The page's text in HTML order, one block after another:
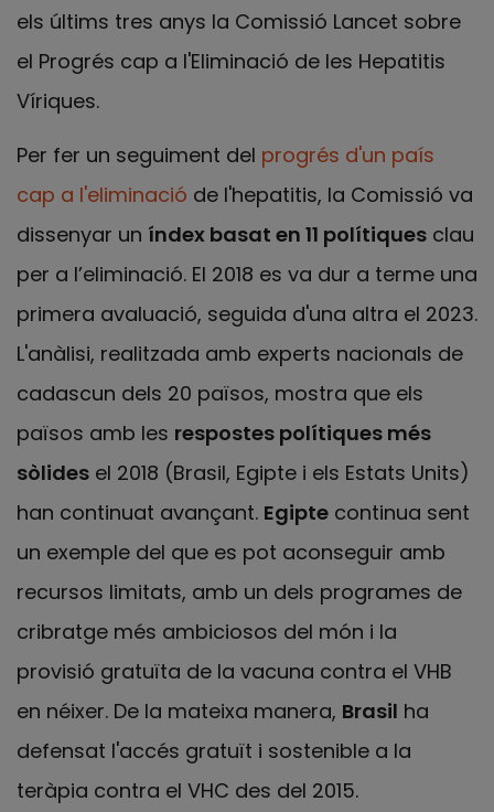
els últims tres anys la Comissió Lancet sobre
el Progrés cap a l'Eliminació de les Hepatitis
Víriques.
Per fer un seguiment del progrés d'un país
cap a l'eliminació de l'hepatitis, la Comissió va
dissenyar un índex basat en 11 polítiques clau
per a l’eliminació. El 2018 es va dur a terme una
primera avaluació, seguida d'una altra el 2023.
L'anàlisi, realitzada amb experts nacionals de
cadascun dels 20 països, mostra que els
països amb les respostes polítiques més
sòlides el 2018 (Brasil, Egipte i els Estats Units)
han continuat avançant. Egipte continua sent
un exemple del que es pot aconseguir amb
recursos limitats, amb un dels programes de
cribratge més ambiciosos del món i la
provisió gratuïta de la vacuna contra el VHB
en néixer. De la mateixa manera, Brasil ha
defensat l'accés gratuït i sostenible a la
teràpia contra el VHC des del 2015.